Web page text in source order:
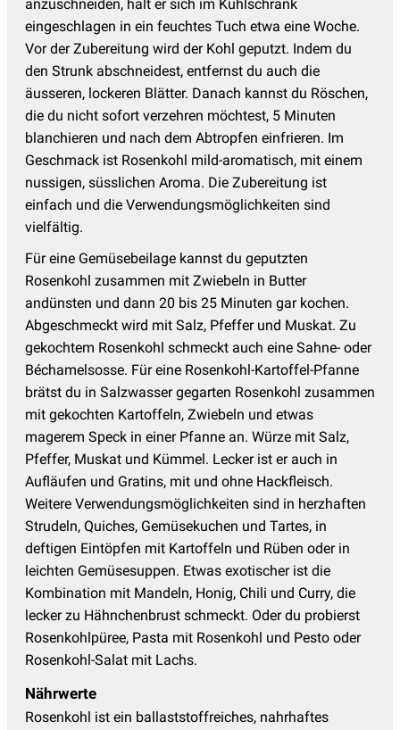
anzuschneiden, hält er sich im Kühlschrank
eingeschlagen in ein feuchtes Tuch etwa eine Woche.
Vor der Zubereitung wird der Kohl geputzt. Indem du
den Strunk abschneidest, entfernst du auch die
äusseren, lockeren Blätter. Danach kannst du Röschen,
die du nicht sofort verzehren möchtest, 5 Minuten
blanchieren und nach dem Abtropfen einfrieren. Im
Geschmack ist Rosenkohl mild-aromatisch, mit einem
nussigen, süsslichen Aroma. Die Zubereitung ist
einfach und die Verwendungsmöglichkeiten sind
vielfältig.
Für eine Gemüsebeilage kannst du geputzten
Rosenkohl zusammen mit Zwiebeln in Butter
andünsten und dann 20 bis 25 Minuten gar kochen.
Abgeschmeckt wird mit Salz, Pfeffer und Muskat. Zu
gekochtem Rosenkohl schmeckt auch eine Sahne- oder
Béchamelsosse. Für eine Rosenkohl-Kartoffel-Pfanne
brätst du in Salzwasser gegarten Rosenkohl zusammen
mit gekochten Kartoffeln, Zwiebeln und etwas
magerem Speck in einer Pfanne an. Würze mit Salz,
Pfeffer, Muskat und Kümmel. Lecker ist er auch in
Aufläufen und Gratins, mit und ohne Hackfleisch.
Weitere Verwendungsmöglichkeiten sind in herzhaften
Strudeln, Quiches, Gemüsekuchen und Tartes, in
deftigen Eintöpfen mit Kartoffeln und Rüben oder in
leichten Gemüsesuppen. Etwas exotischer ist die
Kombination mit Mandeln, Honig, Chili und Curry, die
lecker zu Hähnchenbrust schmeckt. Oder du probierst
Rosenkohlpüree, Pasta mit Rosenkohl und Pesto oder
Rosenkohl-Salat mit Lachs.
Nährwerte
Rosenkohl ist ein ballaststoffreiches, nahrhaftes